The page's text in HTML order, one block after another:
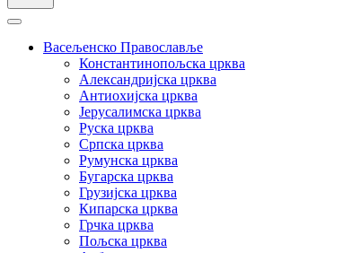
Васељенско Православље
Константинопољска црква
Александријска црква
Антиохијска црква
Јерусалимска црква
Руска црква
Српска црква
Румунска црква
Бугарска црква
Грузијска црква
Кипарска црква
Грчка црква
Пољска црква